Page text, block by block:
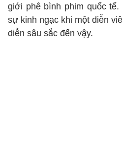
giới phê bình phim quốc
sự kinh ngạc khi một diễn
diễn sâu sắc đến vậy.